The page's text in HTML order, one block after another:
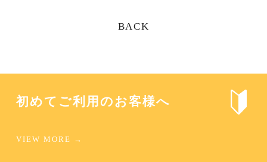
BACK
初めてご利用のお客様へ